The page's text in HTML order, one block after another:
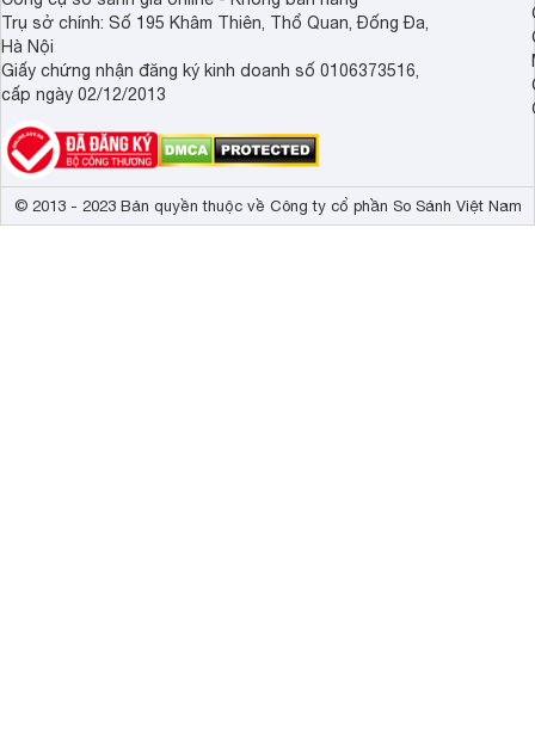
Trụ sở chính: Số 195 Khâm Thiên, Thổ Quan, Đống Đa,
Hà Nội
Giấy chứng nhận đăng ký kinh doanh số 0106373516,
cấp ngày 02/12/2013
© 2013 - 2023 Bản quyền thuộc về Công ty cổ phần So Sánh Việt Nam